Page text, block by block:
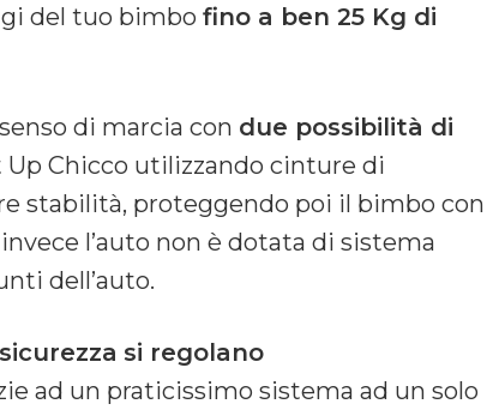
del tuo bimbo fino a ben 25 Kg di
di marcia con due possibilità di
Chicco utilizzando cinture di
stabilità, proteggendo poi il bimbo con
l’auto non è dotata di sistema
dell’auto.
si regolano
ad un praticissimo sistema ad un solo